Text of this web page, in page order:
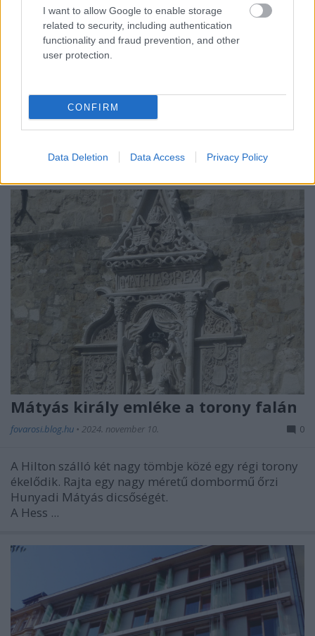
I want to allow Google to enable storage
related to security, including authentication
functionality and fraud prevention, and other
user protection.
CONFIRM
Data Deletion Data Access Privacy Policy
A Burg Hotel és ami a helyére kerül a
Várban
A MAVIR épületének lebontása után 2022-ben újabb
épület kapcsán merült fel a kérdés: hogyan
Mátyás király emléke a torony falán
fovarosi.blog.hu • 2024. november 10. 0
A Hilton szálló két nagy tömbje közé egy régi torony
ékelődik. Rajta egy nagy méretű dombormű őrzi
Hunyadi Mátyás dicsőségét.
A Hess ...